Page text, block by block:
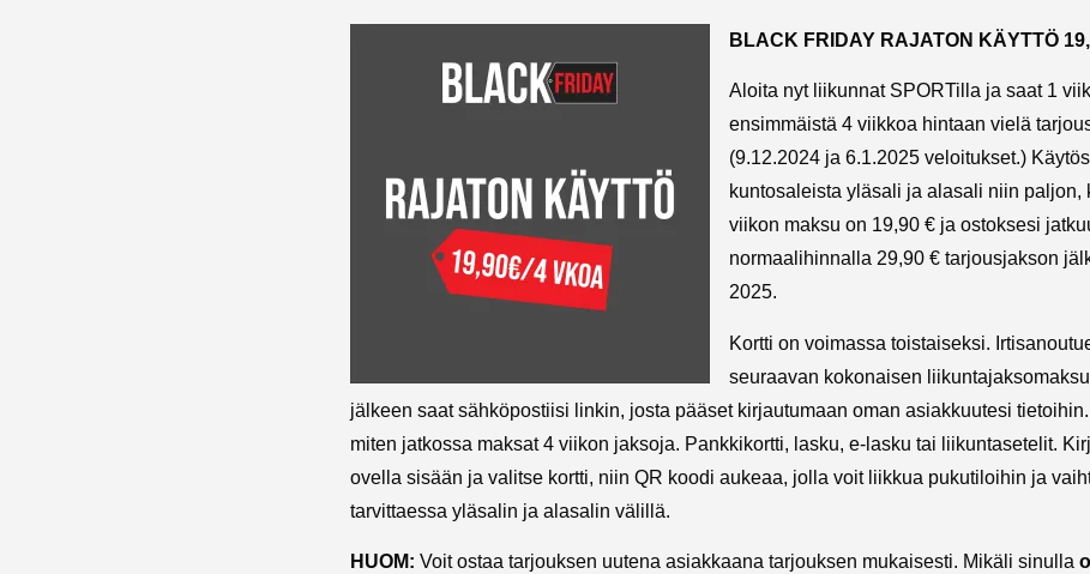
BLACK FRIDAY RAJATON KÄYTTÖ
Aloita nyt liikunnat SPORTilla ja saat 1
ensimmäistä 4 viikkoa hintaan vielä
(9.12.2024 ja 6.1.2025 veloitukset.)
kuntosaleista yläsali ja alasali niin paljon,
viikon maksu on 19,90 € ja ostoksesi
normaalihinnalla 29,90 € tarjousjakson
2025.
Kortti on voimassa toistaiseksi.
seuraavan kokonaisen
jälkeen saat sähköpostiisi linkin, josta pääset kirjautumaan oman asiakkuutesi
miten jatkossa maksat 4 viikon jaksoja. Pankkikortti, lasku, e-lasku tai liikuntasetelit.
ovella sisään ja valitse kortti, niin QR koodi aukeaa, jolla voit liikkua pukutiloihin ja
tarvittaessa yläsalin ja alasalin välillä.
HUOM: Voit ostaa tarjouksen uutena asiakkaana tarjouksen mukaisesti. Mikäli sinulla